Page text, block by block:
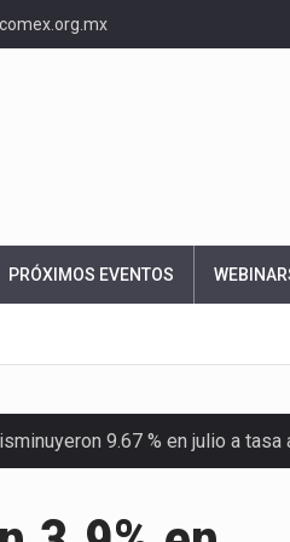
PRÓXIMOS EVENTOS
9.67 % en julio a tasa